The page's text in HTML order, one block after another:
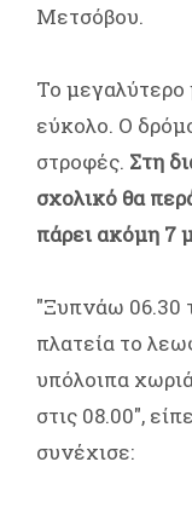
Μετσόβου.
Το μεγαλύτερο
εύκολο. Ο
στροφές. Στη
σχολικό θα
πάρει ακόμη 7
"Ξυπνάω 06.30
πλατεία το
υπόλοιπα
στις 08.00",
συνέχισε: